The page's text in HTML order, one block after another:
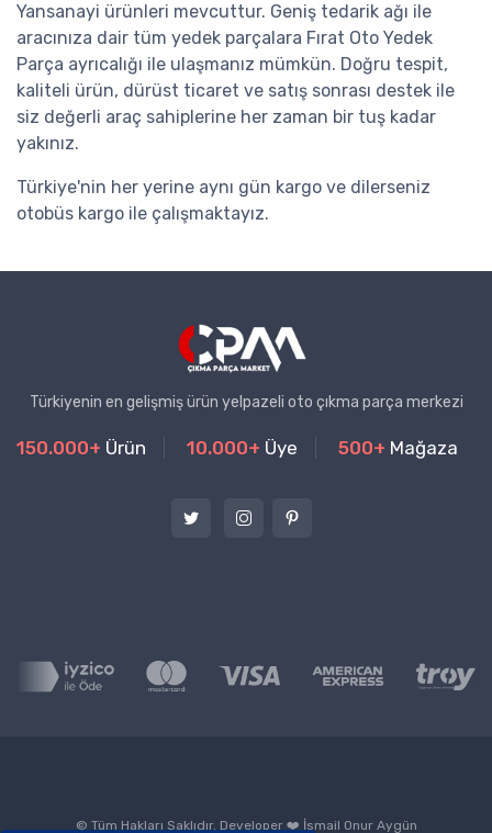
Yansanayi ürünleri mevcuttur. Geniş tedarik ağı ile
aracınıza dair tüm yedek parçalara Fırat Oto Yedek
Parça ayrıcalığı ile ulaşmanız mümkün. Doğru tespit,
kaliteli ürün, dürüst ticaret ve satış sonrası destek ile
siz değerli araç sahiplerine her zaman bir tuş kadar
yakınız.
Türkiye'nin her yerine aynı gün kargo ve dilerseniz
otobüs kargo ile çalışmaktayız.
Türkiyenin en gelişmiş ürün yelpazeli oto çıkma parça merkezi
150.000+ Ürün 10.000+ Üye 500+ Mağaza
© Tüm Hakları Saklıdır. Developer ❤️ İsmail Onur Aygün